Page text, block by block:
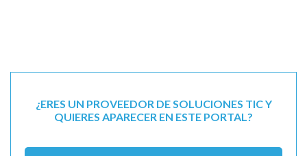
¿ERES UN PROVEEDOR DE SOLUCIONES TIC Y
QUIERES APARECER EN ESTE PORTAL?